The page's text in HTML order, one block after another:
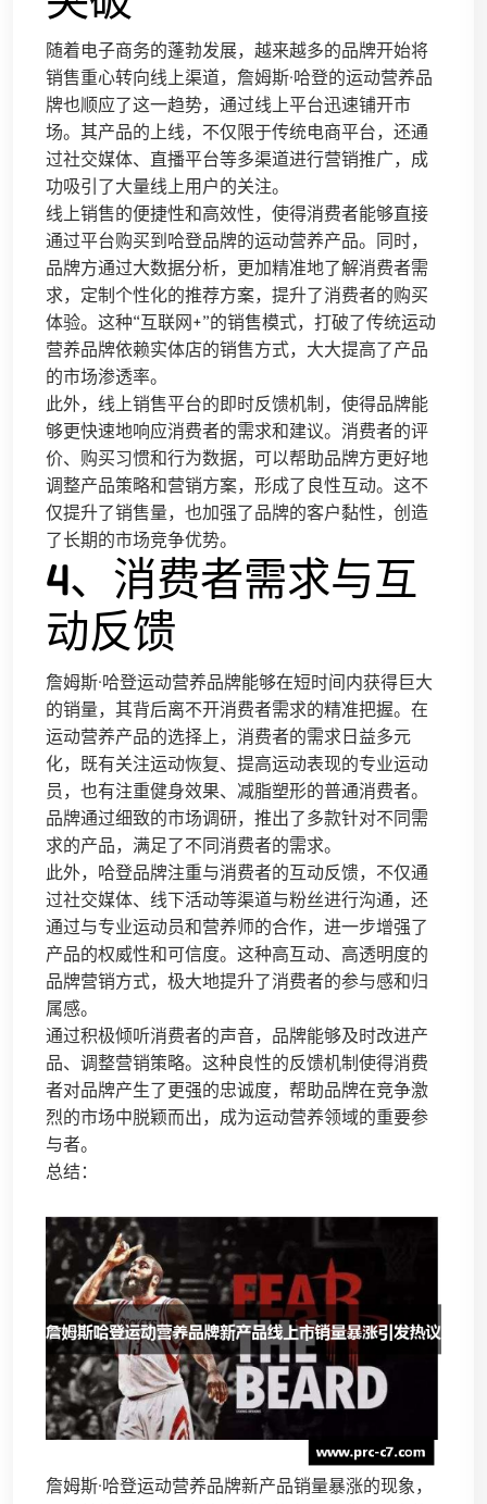
随着电子商务的蓬勃发展，越来越多的品牌开始将
销售重心转向线上渠道，詹姆斯·哈登的运动营养品
牌也顺应了这一趋势，通过线上平台迅速铺开市
场。其产品的上线，不仅限于传统电商平台，还通
过社交媒体、直播平台等多渠道进行营销推广，成
功吸引了大量线上用户的关注。
线上销售的便捷性和高效性，使得消费者能够直接
通过平台购买到哈登品牌的运动营养产品。同时，
品牌方通过大数据分析，更加精准地了解消费者需
求，定制个性化的推荐方案，提升了消费者的购买
体验。这种“互联网+”的销售模式，打破了传统运动
营养品牌依赖实体店的销售方式，大大提高了产品
的市场渗透率。
此外，线上销售平台的即时反馈机制，使得品牌能
够更快速地响应消费者的需求和建议。消费者的评
价、购买习惯和行为数据，可以帮助品牌方更好地
调整产品策略和营销方案，形成了良性互动。这不
仅提升了销售量，也加强了品牌的客户黏性，创造
了长期的市场竞争优势。
4、消费者需求与互
动反馈
詹姆斯·哈登运动营养品牌能够在短时间内获得巨大
的销量，其背后离不开消费者需求的精准把握。在
运动营养产品的选择上，消费者的需求日益多元
化，既有关注运动恢复、提高运动表现的专业运动
员，也有注重健身效果、减脂塑形的普通消费者。
品牌通过细致的市场调研，推出了多款针对不同需
求的产品，满足了不同消费者的需求。
此外，哈登品牌注重与消费者的互动反馈，不仅通
过社交媒体、线下活动等渠道与粉丝进行沟通，还
通过与专业运动员和营养师的合作，进一步增强了
产品的权威性和可信度。这种高互动、高透明度的
品牌营销方式，极大地提升了消费者的参与感和归
属感。
通过积极倾听消费者的声音，品牌能够及时改进产
品、调整营销策略。这种良性的反馈机制使得消费
者对品牌产生了更强的忠诚度，帮助品牌在竞争激
烈的市场中脱颖而出，成为运动营养领域的重要参
与者。
总结：
詹姆斯·哈登运动营养品牌新产品销量暴涨的现象，